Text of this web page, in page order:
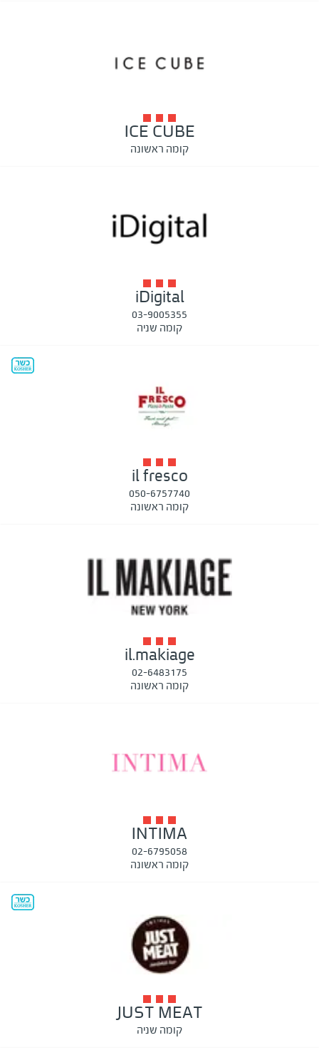
ICE CUBE
קומה ראשונה
iDigital
03-9005355
קומה שניה
il fresco
050-6757740
קומה ראשונה
il.makiage
02-6483175
קומה ראשונה
INTIMA
02-6795058
קומה ראשונה
JUST MEAT
קומה שניה